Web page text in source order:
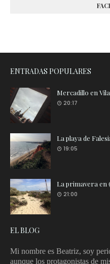
ENTRADAS POPULARES
Mercadillo en
20:17
La playa de
19:05
La primavera en
21:00
EL BLOG
Mi nombre es Beatriz, soy
aunque los protagonistas de